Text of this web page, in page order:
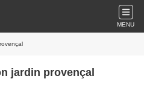
MENU
jardin provençal